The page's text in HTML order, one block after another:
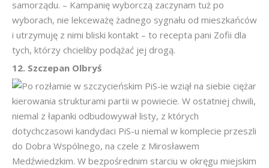
samorządu. – Kampanię wyborczą zaczynam tuż po
wyborach, nie lekceważę żadnego sygnału od mieszkańców
i utrzymuję z nimi bliski kontakt – to recepta pani Zofii dla
tych, którzy chcieliby podążać jej drogą.
12. Szczepan Olbryś
Po rozłamie w szczycieńskim PiS-ie wziął na siebie ciężar
kierowania strukturami partii w powiecie. W ostatniej chwili,
niemal z łapanki odbudowywał listy, z których
dotychczasowi kandydaci PiS-u niemal w komplecie przeszli
do Dobra Wspólnego, na czele z Mirosławem
Medźwiedzkim. W bezpośrednim starciu w okręgu miejskim